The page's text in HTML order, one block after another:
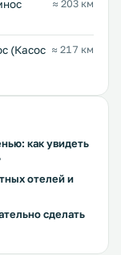
≈ 203 км
(Касос ≈ 217 км
как увидеть
отелей и
сделать